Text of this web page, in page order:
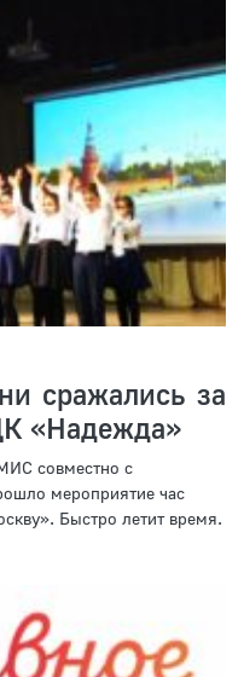
сражались за
«Надежда»
совместно с
мероприятие час
Быстро летит время.